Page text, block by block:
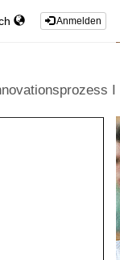
Anmelden
I